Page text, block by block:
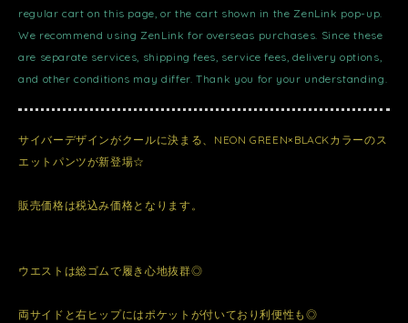
regular cart on this page, or the cart shown in the ZenLink pop-up.
We recommend using ZenLink for overseas purchases. Since these
are separate services, shipping fees, service fees, delivery options,
and other conditions may differ. Thank you for your understanding.
サイバーデザインがクールに決まる、NEON GREEN×BLACKカラーのス
エットパンツが新登場☆
販売価格は税込み価格となります。
ウエストは総ゴムで履き心地抜群◎
両サイドと右ヒップにはポケットが付いており利便性も◎